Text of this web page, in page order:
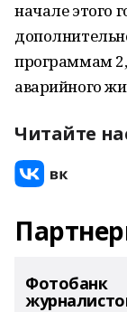
начале этого
программам
аварийного
Читайте
Фотобанк